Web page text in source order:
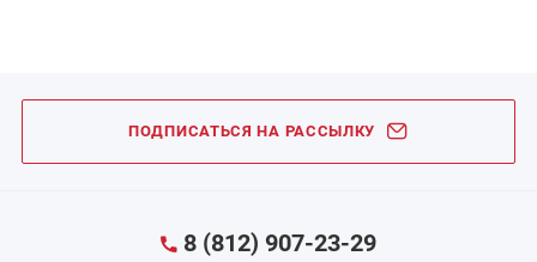
ПОДПИСАТЬСЯ НА РАССЫЛКУ
8 (812) 907-23-29